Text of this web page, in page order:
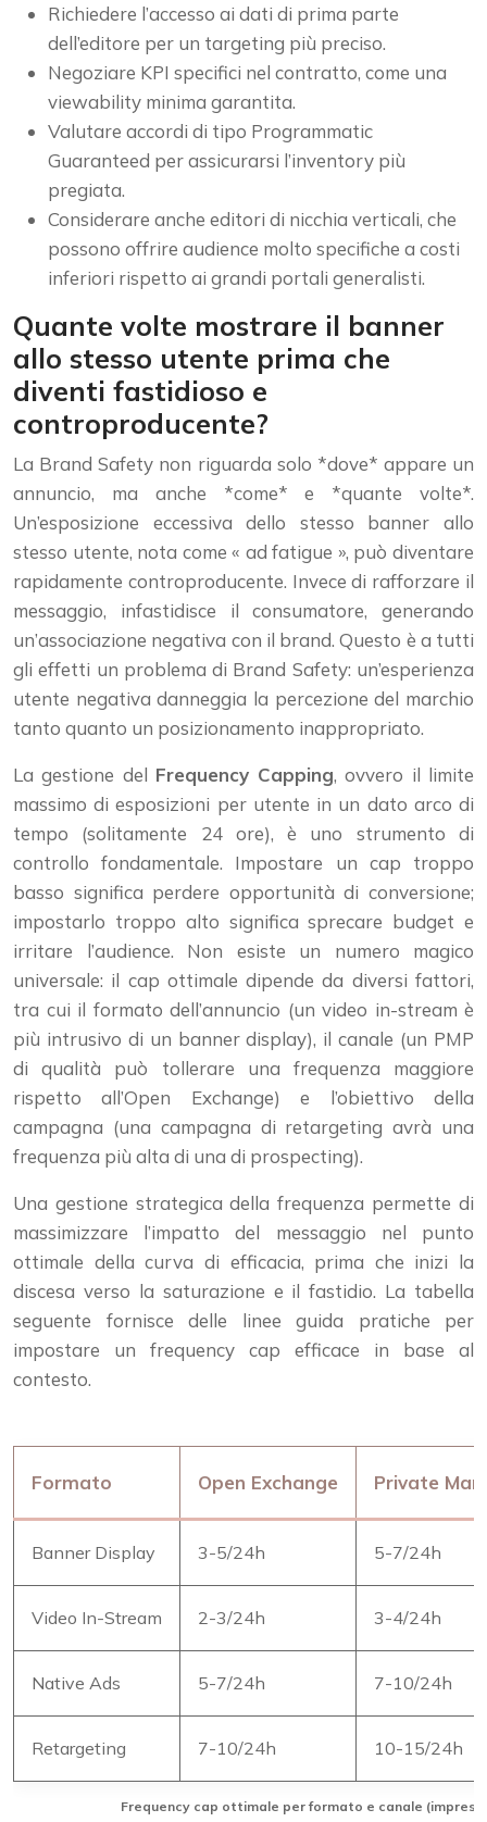
Richiedere l’accesso ai dati di prima parte
dell’editore per un targeting più preciso.
Negoziare KPI specifici nel contratto, come una
viewability minima garantita.
Valutare accordi di tipo Programmatic
Guaranteed per assicurarsi l’inventory più
pregiata.
Considerare anche editori di nicchia verticali, che
possono offrire audience molto specifiche a costi
inferiori rispetto ai grandi portali generalisti.
Quante volte mostrare il banner
allo stesso utente prima che
diventi fastidioso e
controproducente?
La Brand Safety non riguarda solo *dove* appare un
annuncio, ma anche *come* e *quante volte*.
Un’esposizione eccessiva dello stesso banner allo
stesso utente, nota come « ad fatigue », può diventare
rapidamente controproducente. Invece di rafforzare il
messaggio, infastidisce il consumatore, generando
un’associazione negativa con il brand. Questo è a tutti
gli effetti un problema di Brand Safety: un’esperienza
utente negativa danneggia la percezione del marchio
tanto quanto un posizionamento inappropriato.
La gestione del Frequency Capping, ovvero il limite
massimo di esposizioni per utente in un dato arco di
tempo (solitamente 24 ore), è uno strumento di
controllo fondamentale. Impostare un cap troppo
basso significa perdere opportunità di conversione;
impostarlo troppo alto significa sprecare budget e
irritare l’audience. Non esiste un numero magico
universale: il cap ottimale dipende da diversi fattori,
tra cui il formato dell’annuncio (un video in-stream è
più intrusivo di un banner display), il canale (un PMP
di qualità può tollerare una frequenza maggiore
rispetto all’Open Exchange) e l’obiettivo della
campagna (una campagna di retargeting avrà una
frequenza più alta di una di prospecting).
Una gestione strategica della frequenza permette di
massimizzare l’impatto del messaggio nel punto
ottimale della curva di efficacia, prima che inizi la
discesa verso la saturazione e il fastidio. La tabella
seguente fornisce delle linee guida pratiche per
impostare un frequency cap efficace in base al
contesto.
Frequency cap ottimale per formato e canale
Formato Open Exchange Private
Banner Display 3-5/24h 5-7/24h
Video In-Stream 2-3/24h 3-4/24h
Native Ads 5-7/24h 7-10/24h
Retargeting 7-10/24h 10-15/24h